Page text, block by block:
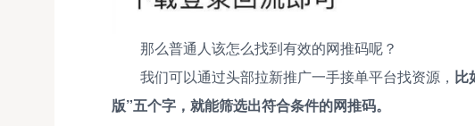
那么普通人该怎么找到有效的网推码呢？
我们可以通过头部拉新推广一手接单平台找资源， 比
版”五个字，就能筛选出符合条件的网推码。